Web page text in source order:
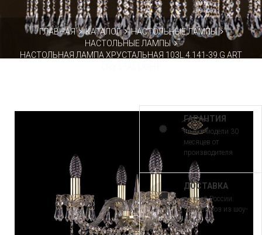
ГЛАВНАЯ КАТАЛОГ
НАСТОЛЬНЫЕ ЛАМПЫ
НАСТОЛЬНЫЕ ЛАМПЫ
НАСТОЛЬНАЯ ЛАМПА ХРУСТАЛЬНАЯ 103L.4.141-39.G ART
ГАРАНТИЯ
на все модели 30
месяцев от
производителя
ДОСТАВКА
по всей России.
Самовывоз из шоу-
рума